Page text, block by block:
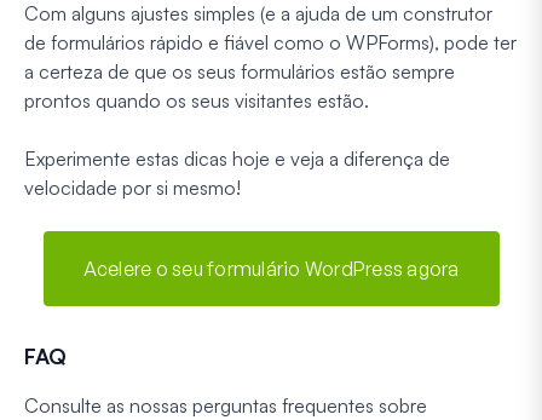
Com alguns ajustes simples (e a ajuda de um construtor
de formulários rápido e fiável como o WPForms), pode ter
a certeza de que os seus formulários estão sempre
prontos quando os seus visitantes estão.
Experimente estas dicas hoje e veja a diferença de
velocidade por si mesmo!
Acelere o seu formulário WordPress agora
FAQ
Consulte as nossas perguntas frequentes sobre